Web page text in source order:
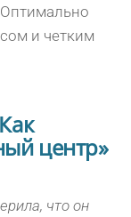
и четким
центр»
что он